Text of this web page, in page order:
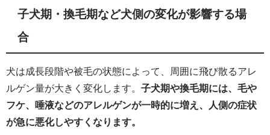
子犬期・換毛期など犬側の変化が影響する場
合
犬は成長段階や被毛の状態によって、周囲に飛び散るアレ
ルゲン量が大きく変化します。 子犬期や換毛期には、毛や
フケ、唾液などのアレルゲンが一時的に増え、人側の症状
が急に悪化しやすくなります。